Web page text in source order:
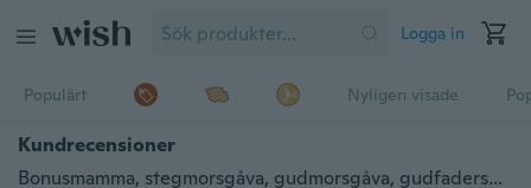
Logga in
Populärt Nyligen visade
Kundrecensioner
Bonusmamma, stegmorsgåva, gudmorsgåva, gudfadersgåva, stegpapparsgåva, favoritlärargåva, svärmorsgåva